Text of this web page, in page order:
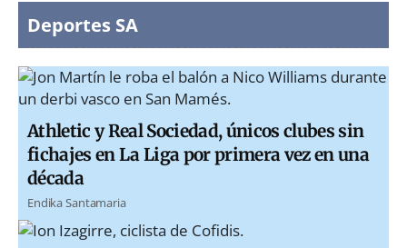
Deportes SA
Athletic y Real Sociedad, únicos clubes sin
fichajes en La Liga por primera vez en una
década
Endika Santamaria